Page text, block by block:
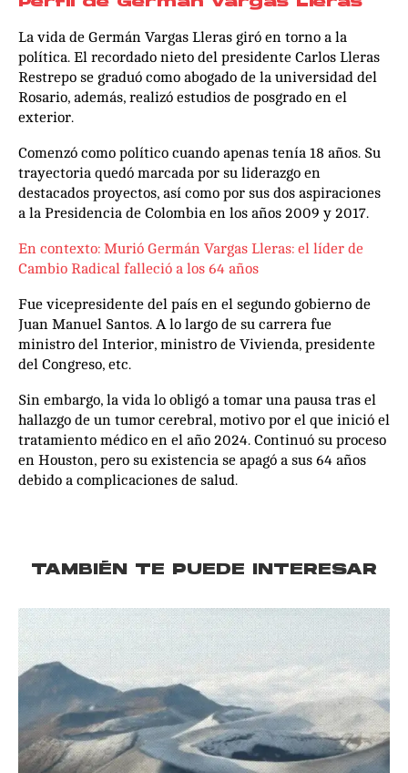
La vida de Germán Vargas Lleras giró en torno a la
política. El recordado nieto del presidente Carlos Lleras
Restrepo se graduó como abogado de la universidad del
Rosario, además, realizó estudios de posgrado en el
exterior.
Comenzó como político cuando apenas tenía 18 años. Su
trayectoria quedó marcada por su liderazgo en
destacados proyectos, así como por sus dos aspiraciones
a la Presidencia de Colombia en los años 2009 y 2017.
En contexto: Murió Germán Vargas Lleras: el líder de
Cambio Radical falleció a los 64 años
Fue vicepresidente del país en el segundo gobierno de
Juan Manuel Santos. A lo largo de su carrera fue
ministro del Interior, ministro de Vivienda, presidente
del Congreso, etc.
Sin embargo, la vida lo obligó a tomar una pausa tras el
hallazgo de un tumor cerebral, motivo por el que inició el
tratamiento médico en el año 2024. Continuó su proceso
en Houston, pero su existencia se apagó a sus 64 años
debido a complicaciones de salud.
TAMBIÉN TE PUEDE INTERESAR